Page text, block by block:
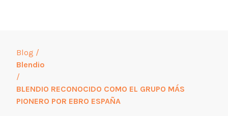
Blog /
Blendio
/
BLENDIO RECONOCIDO COMO EL GRUPO MÁS
PIONERO POR EBRO ESPAÑA